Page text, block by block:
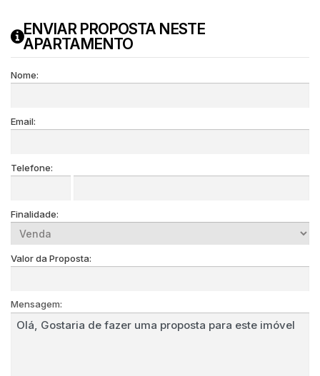
ENVIAR PROPOSTA NESTE
APARTAMENTO
Nome:
Email:
Telefone:
Finalidade:
Valor da Proposta:
Mensagem: